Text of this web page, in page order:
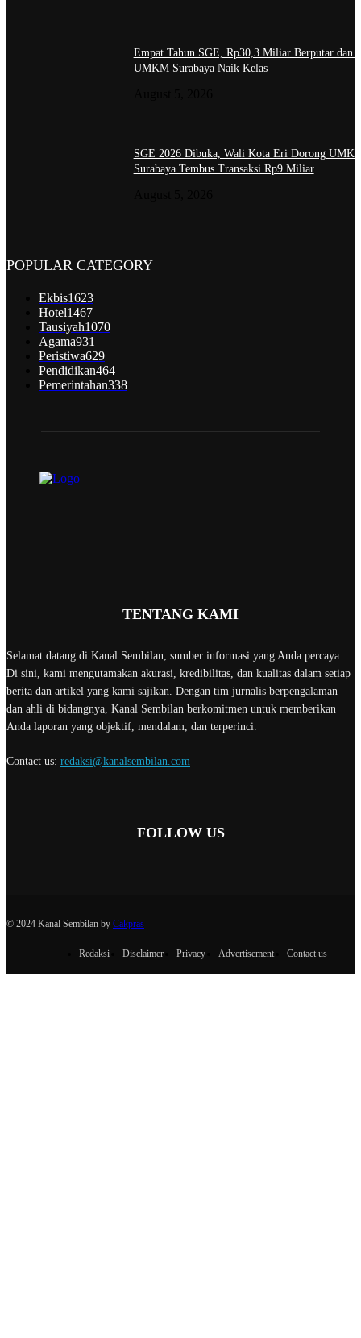
Empat Tahun SGE, Rp30,3 Miliar Berputar dan
UMKM Surabaya Naik Kelas
SGE 2026 Dibuka, Wali Kota Eri Dorong
Surabaya Tembus Transaksi Rp9 Miliar
POPULAR CATEGORY
Ekbis1623
Hotel1467
Tausiyah1070
Agama931
Peristiwa629
Pendidikan464
Pemerintahan338
TENTANG KAMI
Selamat datang di Kanal Sembilan, sumber informasi yang Anda percaya.
Di sini, kami mengutamakan akurasi, kredibilitas, dan kualitas dalam setiap
berita dan artikel yang kami sajikan. Dengan tim jurnalis berpengalaman
dan ahli di bidangnya, Kanal Sembilan berkomitmen untuk memberikan
Anda laporan yang objektif, mendalam, dan terperinci.
Contact us: redaksi@kanalsembilan.com
FOLLOW US
© 2024 Kanal Sembilan by Cakpras
Redaksi Disclaimer Privacy Advertisement Contact us